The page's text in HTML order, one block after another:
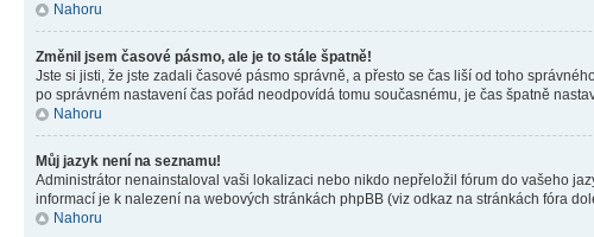
Nahoru
Změnil jsem časové pásmo, ale je to stále špatně!
Jste si jisti, že jste zadali časové pásmo správně, a přesto se čas liší od toho
po správném nastavení čas pořád neodpovídá tomu současnému, je čas špatně
Nahoru
Můj jazyk není na seznamu!
Administrátor nenainstaloval vaši lokalizaci nebo nikdo nepřeložil fórum do vašeho
informací je k nalezení na webových stránkách phpBB (viz odkaz na stránkách fóra
Nahoru